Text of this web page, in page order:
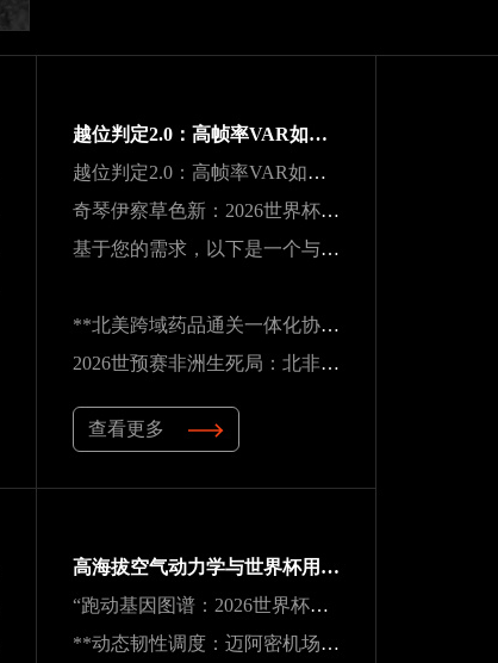
越位判定2.0：高帧率VAR如何重塑世界杯战术博弈规则
越位判定2.0：高帧率VAR如何重塑世界杯战术博弈规则
奇琴伊察草色新：2026世界杯前的阿兹特克生态重塑
基于您的需求，以下是一个与原标题核心一致但表述不同的新标题：
**北美跨域药品通关一体化协作体系建设路径**
2026世预赛非洲生死局：北非锋刃破阵 vs 西非铁壁封喉
查看更多
高海拔空气动力学与世界杯用球适配性：墨西哥三城实地验证研究
“跑动基因图谱：2026世界杯冠军的39天体测密码”
**动态韧性调度：迈阿密机场在2026世界杯飓风链应急中的中枢重构**